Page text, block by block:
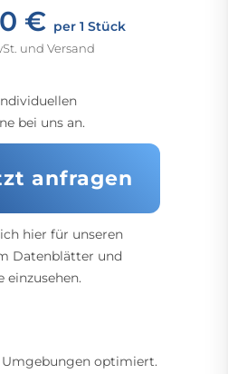
€ per 1 Stück
und Versand
bei uns an.
anfragen
hier für unseren
Datenblätter und
einzusehen.
Umgebungen optimiert.